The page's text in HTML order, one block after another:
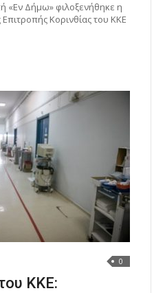
«Εν Δήμω» φιλοξενήθηκε η
Κορινθίας του ΚΚΕ
0
ΚΚΕ: